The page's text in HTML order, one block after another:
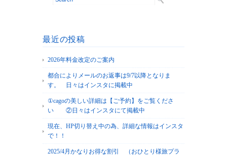
最近の投稿
2026年料金改定のご案内
都合によりメールのお返事は9/7以降となりま
す。 日々はインスタに掲載中
①cagoの美しい詳細は【ご予約】をご覧くださ
い ②日々はインスタにて掲載中
現在、HP切り替え中の為、詳細な情報はインスタ
で！！
2025/4月かなりお得な割引 （おひとり様旅プラ